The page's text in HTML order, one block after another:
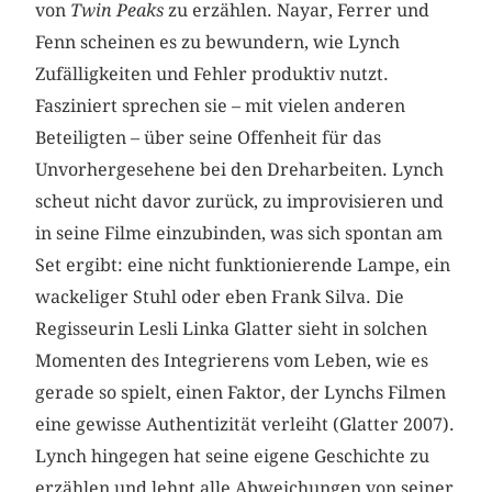
von Twin Peaks zu erzählen. Nayar, Ferrer und
Fenn scheinen es zu bewundern, wie Lynch
Zufälligkeiten und Fehler produktiv nutzt.
Fasziniert sprechen sie – mit vielen anderen
Beteiligten – über seine Offenheit für das
Unvorhergesehene bei den Dreharbeiten. Lynch
scheut nicht davor zurück, zu improvisieren und
in seine Filme einzubinden, was sich spontan am
Set ergibt: eine nicht funktionierende Lampe, ein
wackeliger Stuhl oder eben Frank Silva. Die
Regisseurin Lesli Linka Glatter sieht in solchen
Momenten des Integrierens vom Leben, wie es
gerade so spielt, einen Faktor, der Lynchs Filmen
eine gewisse Authentizität verleiht (Glatter 2007).
Lynch hingegen hat seine eigene Geschichte zu
erzählen und lehnt alle Abweichungen von seiner